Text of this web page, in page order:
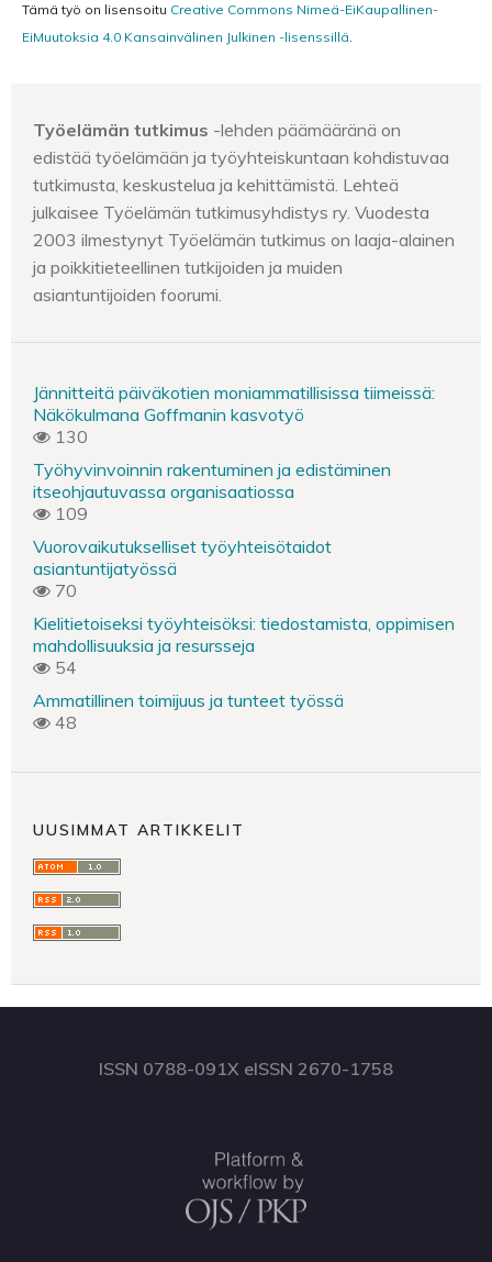
Tämä työ on lisensoitu Creative Commons Nimeä-EiKaupallinen-
EiMuutoksia 4.0 Kansainvälinen Julkinen -lisenssillä.
Työelämän tutkimus -lehden päämääränä on
edistää työelämään ja työyhteiskuntaan kohdistuvaa
tutkimusta, keskustelua ja kehittämistä. Lehteä
julkaisee Työelämän tutkimusyhdistys ry. Vuodesta
2003 ilmestynyt Työelämän tutkimus on laaja-alainen
ja poikkitieteellinen tutkijoiden ja muiden
asiantuntijoiden foorumi.
Jännitteitä päiväkotien moniammatillisissa tiimeissä:
Näkökulmana Goffmanin kasvotyö
130
Työhyvinvoinnin rakentuminen ja edistäminen
itseohjautuvassa organisaatiossa
109
Vuorovaikutukselliset työyhteisötaidot
asiantuntijatyössä
70
Kielitietoiseksi työyhteisöksi: tiedostamista, oppimisen
mahdollisuuksia ja resursseja
54
Ammatillinen toimijuus ja tunteet työssä
48
UUSIMMAT ARTIKKELIT
ISSN 0788-091X eISSN 2670-1758